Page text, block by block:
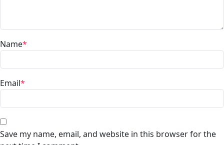
Name*
Email*
Save my name, email, and website in this browser for the